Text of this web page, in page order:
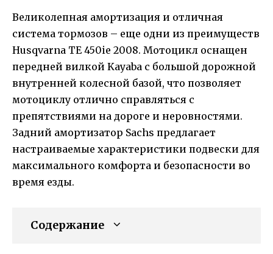
Великолепная амортизация и отличная
система тормозов – еще одни из преимуществ
Husqvarna TE 450ie 2008. Мотоцикл оснащен
передней вилкой Kayaba с большой дорожной
внутренней колесной базой, что позволяет
мотоциклу отлично справляться с
препятствиями на дороге и неровностями.
Задний амортизатор Sachs предлагает
настраиваемые характеристики подвески для
максимального комфорта и безопасности во
время езды.
Содержание